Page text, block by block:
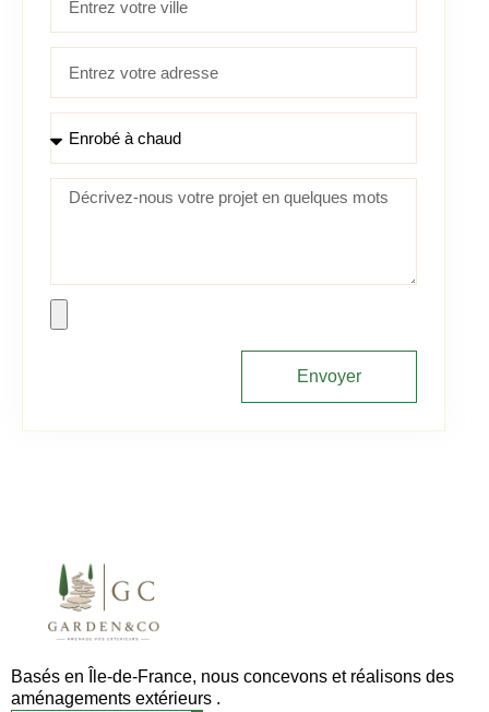
Envoyer
Basés en Île-de-France, nous concevons et réalisons des
aménagements extérieurs .